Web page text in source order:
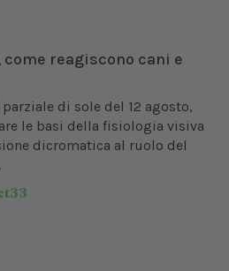
come reagiscono cani e
di sole del 12 agosto,
le basi della fisiologia visiva
dicromatica al ruolo del